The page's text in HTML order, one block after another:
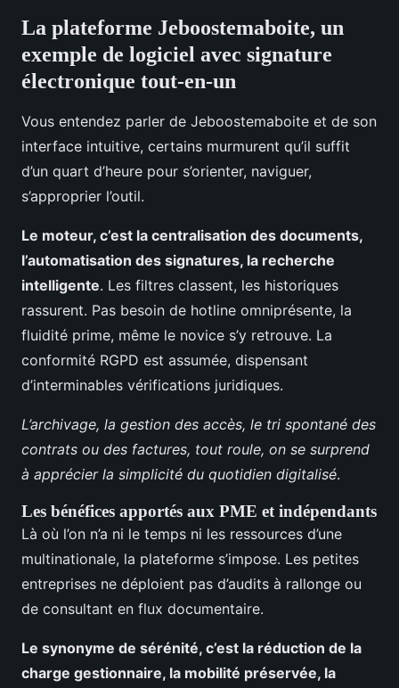
La plateforme Jeboostemaboite, un
exemple de logiciel avec signature
électronique tout-en-un
Vous entendez parler de Jeboostemaboite et de son
interface intuitive, certains murmurent qu’il suffit
d’un quart d’heure pour s’orienter, naviguer,
s’approprier l’outil.
Le moteur, c’est la centralisation des documents,
l’automatisation des signatures, la recherche
intelligente. Les filtres classent, les historiques
rassurent. Pas besoin de hotline omniprésente, la
fluidité prime, même le novice s’y retrouve. La
conformité RGPD est assumée, dispensant
d’interminables vérifications juridiques.
L’archivage, la gestion des accès, le tri spontané des
contrats ou des factures, tout roule, on se surprend
à apprécier la simplicité du quotidien digitalisé.
Les bénéfices apportés aux PME et indépendants
Là où l’on n’a ni le temps ni les ressources d’une
multinationale, la plateforme s’impose. Les petites
entreprises ne déploient pas d’audits à rallonge ou
de consultant en flux documentaire.
Le synonyme de sérénité, c’est la réduction de la
charge gestionnaire, la mobilité préservée, la